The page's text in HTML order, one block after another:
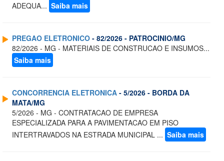
ADEQUA... Saiba mais
PREGAO ELETRONICO - 82/2026 - PATROCINIO/MG
82/2026 - MG - MATERIAIS DE CONSTRUCAO E INSUMOS...
Saiba mais
CONCORRENCIA ELETRONICA - 5/2026 - BORDA DA
MATA/MG
5/2026 - MG - CONTRATACAO DE EMPRESA
ESPECIALIZADA PARA A PAVIMENTACAO EM PISO
INTERTRAVADOS NA ESTRADA MUNICIPAL ... Saiba mais